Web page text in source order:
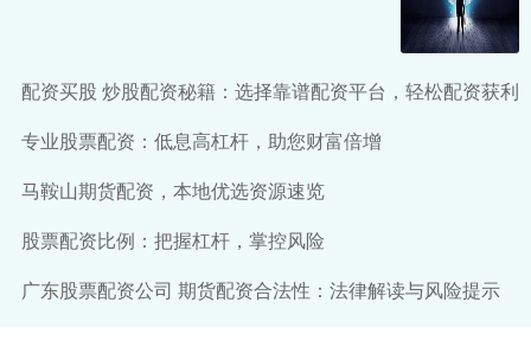
配资买股 炒股配资秘籍：选择靠谱配资平台，轻松配资获利
专业股票配资：低息高杠杆，助您财富倍增
马鞍山期货配资，本地优选资源速览
股票配资比例：把握杠杆，掌控风险
广东股票配资公司 期货配资合法性：法律解读与风险提示